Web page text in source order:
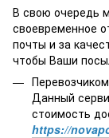
В свою очередь
своевременное
почты и за
чтобы Ваши
Данный
стоимость
https://